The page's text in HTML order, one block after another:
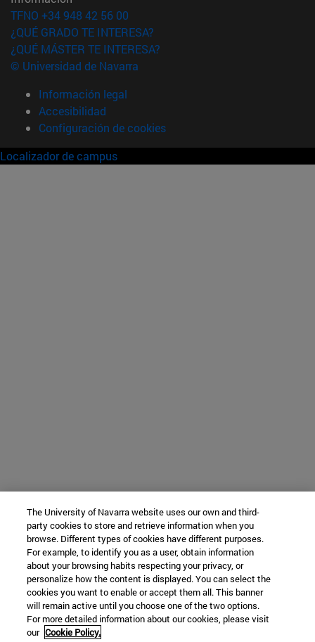
TFNO +34 948 42 56 00
¿QUÉ GRADO TE INTERESA?
¿QUÉ MÁSTER TE INTERESA?
© Universidad de Navarra
Información legal
Accesibilidad
Configuración de cookies
Localizador de campus
The University of Navarra website uses our own and third-
party cookies to store and retrieve information when you
browse. Different types of cookies have different purposes.
For example, to identify you as a user, obtain information
about your browsing habits respecting your privacy, or
personalize how the content is displayed. You can select the
cookies you want to enable or accept them all. This banner
will remain active until you choose one of the two options.
For more detailed information about our cookies, please visit
our Cookie Policy.